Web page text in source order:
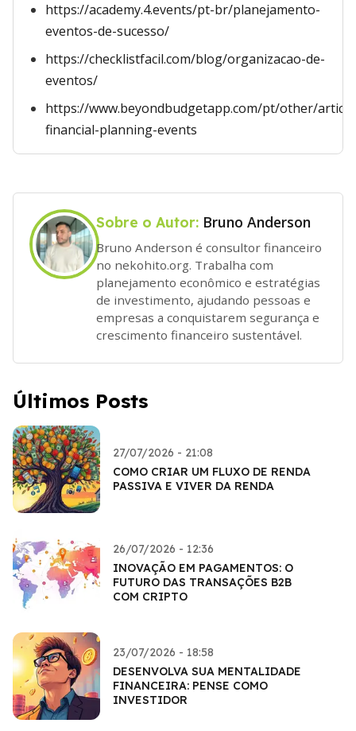
https://academy.4.events/pt-br/planejamento-
eventos-de-sucesso/
https://checklistfacil.com/blog/organizacao-de-
eventos/
https://www.beyondbudgetapp.com/pt/other/
financial-planning-events
Sobre o Autor: Bruno Anderson
Bruno Anderson é consultor financeiro
no nekohito.org. Trabalha com
planejamento econômico e estratégias
de investimento, ajudando pessoas e
empresas a conquistarem segurança e
crescimento financeiro sustentável.
Últimos Posts
27/07/2026 - 21:08
COMO CRIAR UM FLUXO DE RENDA
PASSIVA E VIVER DA RENDA
26/07/2026 - 12:36
INOVAÇÃO EM PAGAMENTOS: O
FUTURO DAS TRANSAÇÕES B2B
COM CRIPTO
23/07/2026 - 18:58
DESENVOLVA SUA MENTALIDADE
FINANCEIRA: PENSE COMO
INVESTIDOR